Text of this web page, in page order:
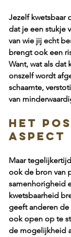
Jezelf kwetsbaar
dat je een stukje
van wie jij echt
brengt ook een
Want, wat als dat
onszelf wordt
schaamte,
van
Het
aspect
Maar
ook de bron van
samenhorigheid
kwetsbaarheid
geeft anderen
ook open op te
de mogelijkheid